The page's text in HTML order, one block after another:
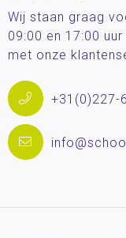
Wij staan graag
09:00 en 17:00
met onze
+31(0)227-